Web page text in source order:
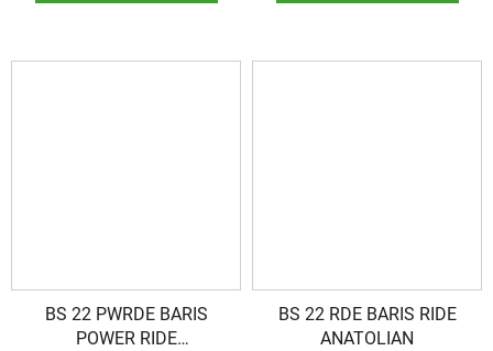
BS 22 PWRDE BARIS
POWER RIDE
BS 22 RDE BARIS RIDE
ANATOLIAN